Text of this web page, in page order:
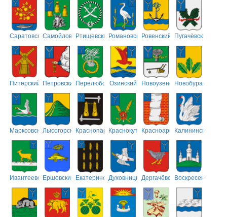
СаратовскийСамойловскийРтищевскийРомановскийРовенский Пугачёвский
Питерский ПетровскийПерелюбскийОзинский НовоузенскийНовобурасский
МарксовскийЛысогорскийКраснопартизанский
КраснокутскийКрасноармейский
Калининский
ИвантеевскийЕршовский ЕкатериновскийДуховницкийДергачёвскийВоскресенский